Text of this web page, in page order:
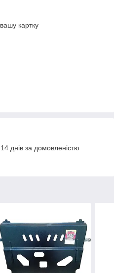
картку
днів за домовленістю